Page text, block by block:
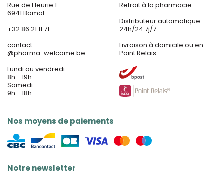
Rue de Fleurie 1
6941 Bomal
+32 86 21 11 71
contact
@pharma-welcome.be
Lundi au vendredi :
8h - 19h
Samedi :
9h - 18h
Nos moyens de paiements
Retrait à la pharmacie
Distributeur automatique
24h/24 7j/7
Livraison à domicile ou en
Point Relais
Notre newsletter